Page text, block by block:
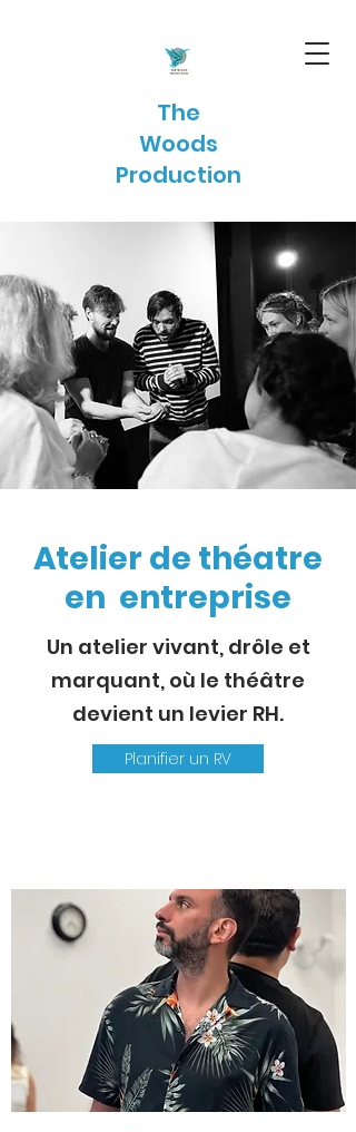
The
Woods
Production
Atelier de théatre
en entreprise
Un atelier vivant, drôle et
marquant, où le théâtre
devient un levier RH.
Planifier un RV